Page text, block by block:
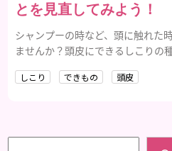
とを見直してみよう！
シャンプーの時など、頭に触れた
ませんか？頭皮にできるしこりの
しこり できもの 頭皮
検索